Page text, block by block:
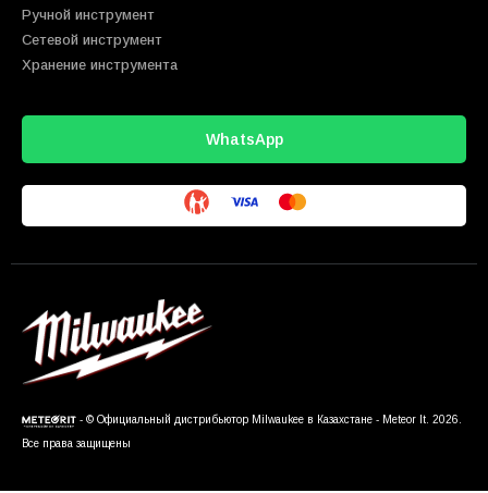
Ручной инструмент
Сетевой инструмент
Хранение инструмента
WhatsApp
- © Официальный дистрибьютор Milwaukee в Казахстане - Meteor It. 2026.
Все права защищены